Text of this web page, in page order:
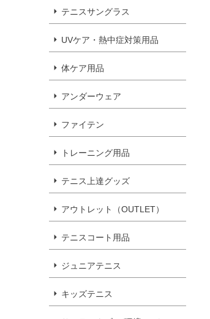
テニスサングラス
UVケア・熱中症対策用品
体ケア用品
アンダーウェア
ファイテン
トレーニング用品
テニス上達グッズ
アウトレット（OUTLET）
テニスコート用品
ジュニアテニス
キッズテニス